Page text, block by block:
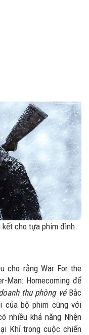
cho tựa phim đình
cho rằng War For the
Man: Homecoming để
thu phòng véBắc
của bộ phim cùng với
nhiều khả năng Nhện
Khỉ trong cuộc chiến